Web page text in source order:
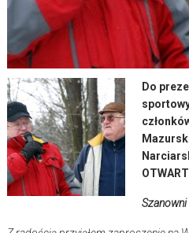
Do
Szanowni